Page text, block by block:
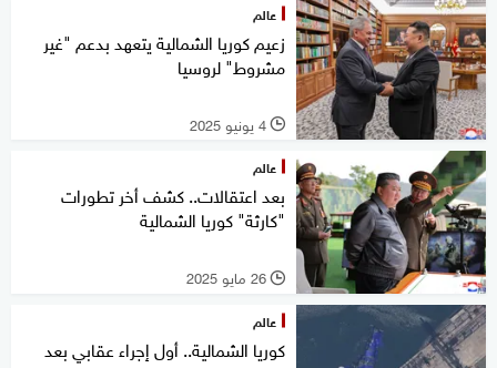
عالم
زعيم كوريا الشمالية يتعهد بدعم "غير
مشروط" لروسيا
l 4 يونيو 2025
عالم
بعد اعتقالات.. كشف أخر تطورات
"كارثة" كوريا الشمالية
l 26 مايو 2025
عالم
كوريا الشمالية.. أول إجراء عقابي بعد